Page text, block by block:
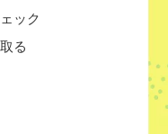
ック
る